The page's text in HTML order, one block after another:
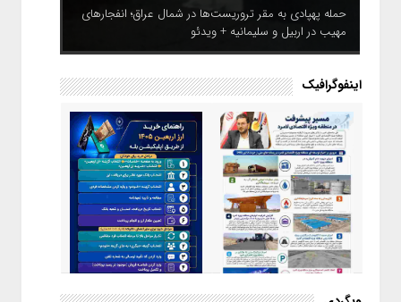
حمله پهپادی به مقر تروریست‌ها در شمال عراق؛ انفجارهای
مهیب در اربیل و سلیمانیه + ویدئو
اینفوگرافیک
اینفوگرافیک / راهنمای خرید ارز